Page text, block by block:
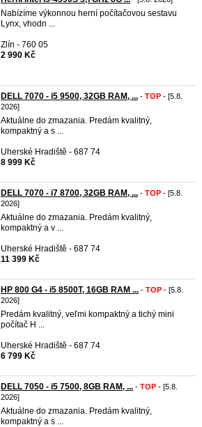
Nabízíme výkonnou herní počítačovou sestavu
Lynx, vhodn ...
Zlín - 760 05
2 990 Kč
DELL 7070 - i5 9500, 32GB RAM, ... - TOP - [5.8.
2026]
Aktuálne do zmazania. Predám kvalitný,
kompaktný a s ...
Uherské Hradiště - 687 74
8 999 Kč
DELL 7070 - i7 8700, 32GB RAM, ... - TOP - [5.8.
2026]
Aktuálne do zmazania. Predám kvalitný,
kompaktný a v ...
Uherské Hradiště - 687 74
11 399 Kč
HP 800 G4 - i5 8500T, 16GB RAM ... - TOP - [5.8.
2026]
Predám kvalitný, veľmi kompaktný a tichý mini
počítač H ...
Uherské Hradiště - 687 74
6 799 Kč
DELL 7050 - i5 7500, 8GB RAM, ... - TOP - [5.8.
2026]
Aktuálne do zmazania. Predám kvalitný,
kompaktný a s ...